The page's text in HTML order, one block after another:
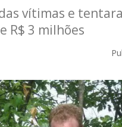
vítimas e
R$ 3 milhões